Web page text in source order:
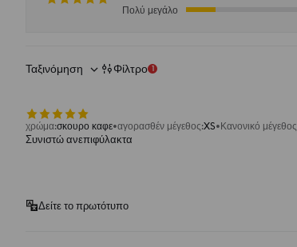
Πολύ μεγάλο
Ταξινόμηση Φίλτρο 1
χρώμα:σκουρο καφε αγορασθέν μέγεθος:XS Κανονικό μέγεθος
Συνιστώ ανεπιφύλακτα
Δείτε το πρωτότυπο